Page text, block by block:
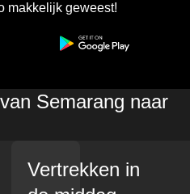
makkelijk geweest!
Semarang naar
Vertrekken in